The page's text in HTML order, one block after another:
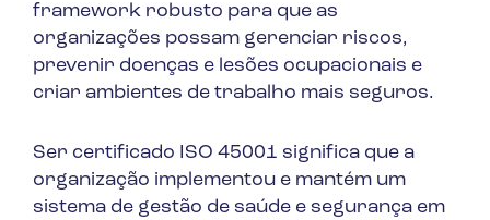
framework robusto para que as
organizações possam gerenciar riscos,
prevenir doenças e lesões ocupacionais e
criar ambientes de trabalho mais seguros.
Ser certificado ISO 45001 significa que a
organização implementou e mantém um
sistema de gestão de saúde e segurança em